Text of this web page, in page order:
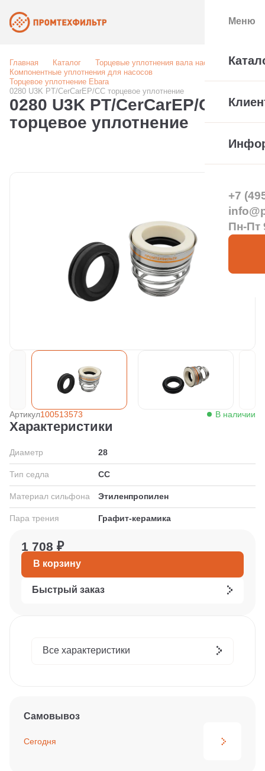
Главная Каталог
Торцевые уплотнения вала насоса
Компонентные уплотнения для насосов
Торцевое уплотнение Ebara
0280 U3K PT/CerCarEP/СС торцевое уплотнение
0280 U3K PT/CerCarEP/СС
торцевое уплотнение
Артикул100513573 В наличии
Характеристики
Диаметр 28
Тип седла СС
Материал сильфона Этиленпропилен
Пара трения Графит-керамика
1 708 ₽
В корзину
Быстрый заказ
Все характеристики
Самовывоз
Сегодня
Меню
+7
Пн-Пт